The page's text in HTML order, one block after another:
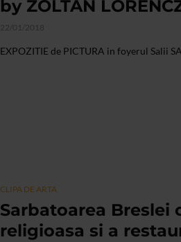
by ZOLTAN
22/01/2018
EXPOZITIE de PICTURA in foyerul Salii
CLIPA DE ARTA
Sarbatoarea Breslei
religioasa si a